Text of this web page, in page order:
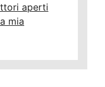
aperti
mia